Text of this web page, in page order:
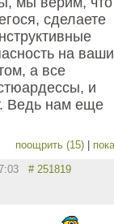
сделаете
на
а все
и
Ведь нам еще
поощрить (15)
# 251819